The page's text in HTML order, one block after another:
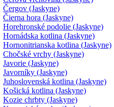
Čergov (Jaskyne)
Čierna hora (Jaskyne)
Horehronské podolie (Jaskyne)
Hornádska kotlina (Jaskyne)
Hornonitrianska kotlina (Jaskyne)
Chočské vrchy (Jaskyne)
Javorie (Jaskyne)
Javorníky (Jaskyne)
Juhoslovenská kotlina (Jaskyne)
Košická kotlina (Jaskyne)
Kozie chrbty (Jaskyne)